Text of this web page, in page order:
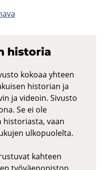
his­to­ria
kokoaa yhteen
historian ja
ja videoin. Sivusto
Se ei ole
vaan
ulkopuolelta.
kahteen